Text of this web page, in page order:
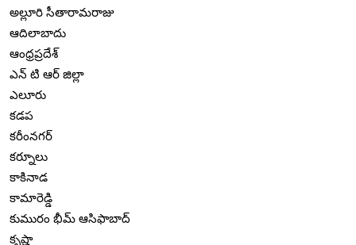
అల్లూరి సీతారామరాజు
ఆదిలాబాదు
ఆంధ్రప్రదేశ్
ఎన్ టి ఆర్ జిల్లా
ఎలూరు
కడప
కరీంనగర్
కర్నూలు
కాకినాడ
కామారెడ్డి
కుమురం భీమ్ ఆసిఫాబాద్
కృష్ణా